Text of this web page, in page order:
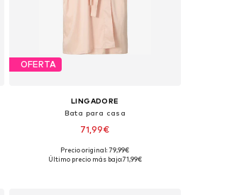
OFERTA
LINGADORE
Bata para casa
71,99€
Tallas disponibles: S, M, L, XL, XXL, XXXL
Precio original: 79,99€
Último precio más bajo:71,99€